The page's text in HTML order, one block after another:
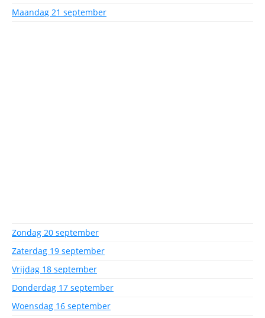
Maandag 21 september
Zondag 20 september
Zaterdag 19 september
Vrijdag 18 september
Donderdag 17 september
Woensdag 16 september